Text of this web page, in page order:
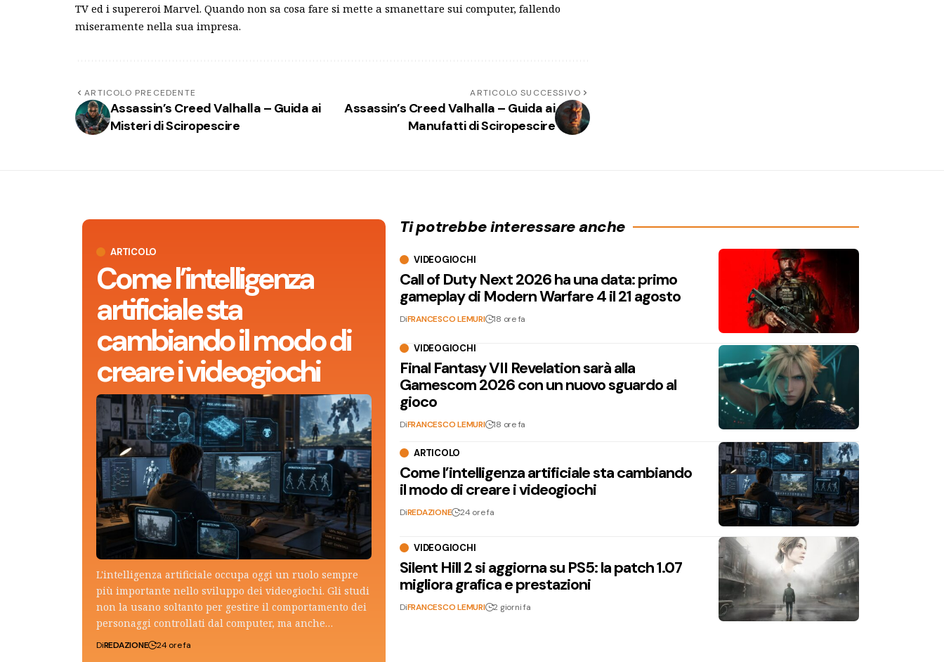
TV ed i supereroi Marvel. Quando non sa cosa fare si mette a smanettare sui computer, fallendo
miseramente nella sua impresa.
ARTICOLO PRECEDENTE
Assassin’s Creed Valhalla – Guida ai
Misteri di Sciropescire
ARTICOLO SUCCESSIVO
Assassin’s Creed Valhalla – Guida ai
Manufatti di Sciropescire
ARTICOLO
Come l’intelligenza
artificiale sta
cambiando il modo di
creare i videogiochi
L'intelligenza artificiale occupa oggi un ruolo sempre
più importante nello sviluppo dei videogiochi. Gli studi
non la usano soltanto per gestire il comportamento dei
personaggi controllati dal computer, ma anche…
DiREDAZIONE 24 ore fa
Ti potrebbe interessare anche
VIDEOGIOCHI
Call of Duty Next 2026 ha una data: primo
gameplay di Modern Warfare 4 il 21 agosto
DiFRANCESCO LEMURI 18 ore fa
VIDEOGIOCHI
Final Fantasy VII Revelation sarà alla
Gamescom 2026 con un nuovo sguardo al
gioco
DiFRANCESCO LEMURI 18 ore fa
ARTICOLO
Come l’intelligenza artificiale sta cambiando
il modo di creare i videogiochi
DiREDAZIONE 24 ore fa
VIDEOGIOCHI
Silent Hill 2 si aggiorna su PS5: la patch 1.07
migliora grafica e prestazioni
DiFRANCESCO LEMURI 2 giorni fa